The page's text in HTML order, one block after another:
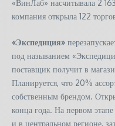
«ВинЛаб» насчитывала 2
компания открыла 122
«Экспедиция»
под называнием
поставщик получит в
Планируется, что 20%
собственным брендом.
конца года. На первом
и в центральном регионе,